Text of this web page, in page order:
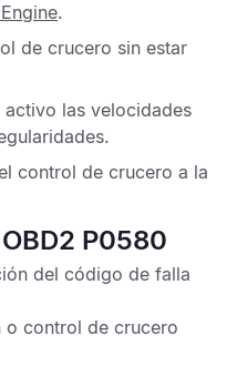
.
de crucero sin estar
las velocidades
control de crucero a la
P0580
del código de falla
o control de crucero